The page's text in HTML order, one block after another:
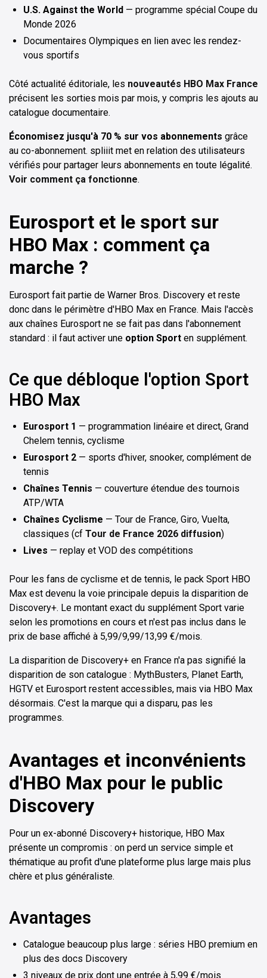
U.S. Against the World — programme spécial Coupe du
Monde 2026
Documentaires Olympiques en lien avec les rendez-
vous sportifs
Côté actualité éditoriale, les nouveautés HBO Max France
précisent les sorties mois par mois, y compris les ajouts au
catalogue documentaire.
Économisez jusqu'à 70 % sur vos abonnements grâce
au co-abonnement. spliiit met en relation des utilisateurs
vérifiés pour partager leurs abonnements en toute légalité.
Voir comment ça fonctionne.
Eurosport et le sport sur
HBO Max : comment ça
marche ?
Eurosport fait partie de Warner Bros. Discovery et reste
donc dans le périmètre d'HBO Max en France. Mais l'accès
aux chaînes Eurosport ne se fait pas dans l'abonnement
standard : il faut activer une option Sport en supplément.
Ce que débloque l'option Sport
HBO Max
Eurosport 1 — programmation linéaire et direct, Grand
Chelem tennis, cyclisme
Eurosport 2 — sports d'hiver, snooker, complément de
tennis
Chaînes Tennis — couverture étendue des tournois
ATP/WTA
Chaînes Cyclisme — Tour de France, Giro, Vuelta,
classiques (cf Tour de France 2026 diffusion)
Lives — replay et VOD des compétitions
Pour les fans de cyclisme et de tennis, le pack Sport HBO
Max est devenu la voie principale depuis la disparition de
Discovery+. Le montant exact du supplément Sport varie
selon les promotions en cours et n'est pas inclus dans le
prix de base affiché à 5,99/9,99/13,99 €/mois.
La disparition de Discovery+ en France n'a pas signifié la
disparition de son catalogue : MythBusters, Planet Earth,
HGTV et Eurosport restent accessibles, mais via HBO Max
désormais. C'est la marque qui a disparu, pas les
programmes.
Avantages et inconvénients
d'HBO Max pour le public
Discovery
Pour un ex-abonné Discovery+ historique, HBO Max
présente un compromis : on perd un service simple et
thématique au profit d'une plateforme plus large mais plus
chère et plus généraliste.
Avantages
Catalogue beaucoup plus large : séries HBO premium en
plus des docs Discovery
3 niveaux de prix dont une entrée à 5,99 €/mois